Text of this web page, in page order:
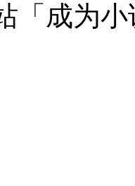
「成为